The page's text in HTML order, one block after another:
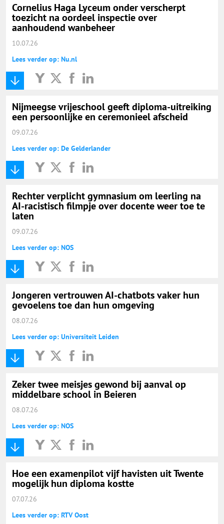
Cornelius Haga Lyceum onder verscherpt
toezicht na oordeel inspectie over
aanhoudend wanbeheer
10.07.26
Lees verder op: Nu.nl
Nijmeegse vrijeschool geeft diploma-uitreiking
een persoonlijke en ceremonieel afscheid
09.07.26
Lees verder op: De Gelderlander
Rechter verplicht gymnasium om leerling na
AI-racistisch filmpje over docente weer toe te
laten
09.07.26
Lees verder op: NOS
Jongeren vertrouwen AI-chatbots vaker hun
gevoelens toe dan hun omgeving
08.07.26
Lees verder op: Universiteit Leiden
Zeker twee meisjes gewond bij aanval op
middelbare school in Beieren
08.07.26
Lees verder op: NOS
Hoe een examenpilot vijf havisten uit Twente
mogelijk hun diploma kostte
07.07.26
Lees verder op: RTV Oost